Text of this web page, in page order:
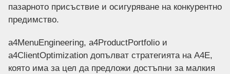
пазарното присъствие и осигуряване на конкурентно
предимство.
a4MenuEngineering, a4ProductPortfolio и
a4ClientOptimization допълват стратегията на А4Е,
която има за цел да предложи достъпни за малкия